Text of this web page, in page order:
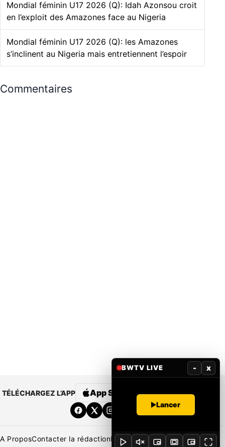
Mondial féminin U17 2026 (Q): Idah Azonsou croit
en l’exploit des Amazones face au Nigeria
Mondial féminin U17 2026 (Q): les Amazones
s’inclinent au Nigeria mais entretiennent l’espoir
Commentaires
TÉLÉCHARGEZ L’APP App Store Google Play
A ProposContacter la rédactionRédaction
Mentions légales
BWTV LIVE - x
Lancer